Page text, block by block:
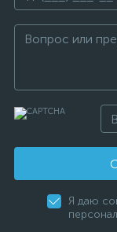
Я даю